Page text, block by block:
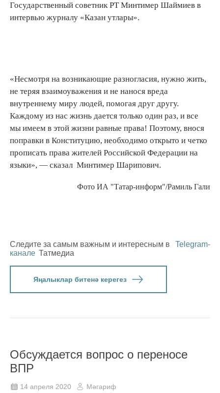
Государственный советник РТ Минтимер Шаймиев в
интервью журналу «Казан утлары».
«Несмотря на возникающие разногласия, нужно жить,
не теряя взаимоуважения и не нанося вреда
внутреннему миру людей, помогая друг другу.
Каждому из нас жизнь дается только один раз, и все
мы имеем в этой жизни равные права! Поэтому, внося
поправки в Конституцию, необходимо открыто и четко
прописать права жителей Российской Федерации на
языки», — сказал Минтимер Шарипович.
Фото ИА "Татар-информ"/Рамиль Гали
Следите за самым важным и интересным в
Telegram-
канале Татмедиа
Яңалыклар битенә керегез
Обсуждается вопрос о переносе
ВПР
14 апреля 2020 Мәгариф